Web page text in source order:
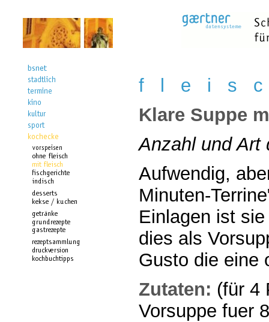
f l e i s c
Klare Suppe
Anzahl und Art
Aufwendig,
Minuten-
Einlagen ist
dies als
Gusto die eine
Zutaten: (für 4
Vorsuppe fuer